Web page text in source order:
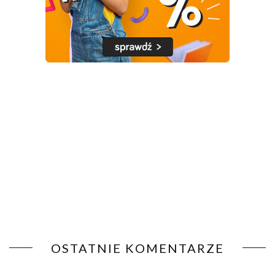
OSTATNIE KOMENTARZE